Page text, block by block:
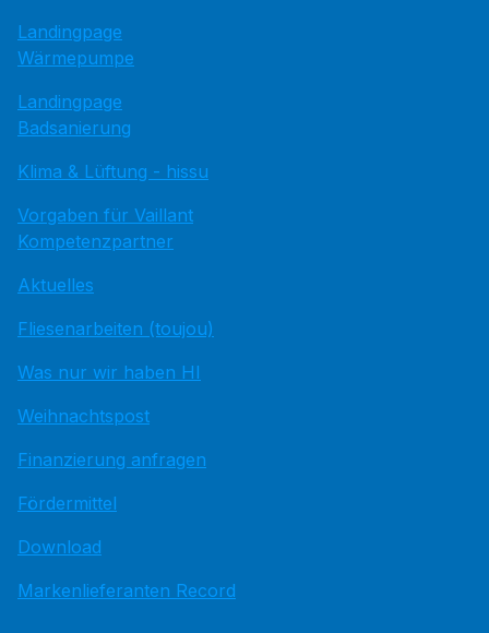
Landingpage
Wärmepumpe
Landingpage
Badsanierung
Klima & Lüftung - hissu
Vorgaben für Vaillant
Kompetenzpartner
Aktuelles
Fliesenarbeiten (toujou)
Was nur wir haben HI
Weihnachtspost
Finanzierung anfragen
Fördermittel
Download
Markenlieferanten Record